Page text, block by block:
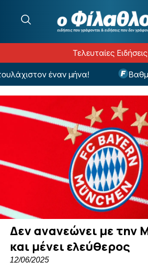
Τελευταίες Ειδήσεις
έναν μήνα!
Δεν ανανεώνει με την
και μένει ελεύθερος
12/06/2025